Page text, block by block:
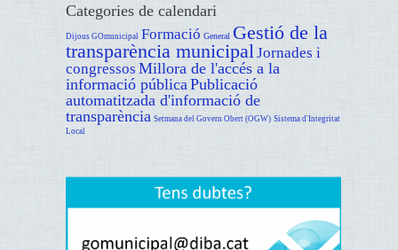
Categories de calendari
Dijous GOmunicipal Formació General Gestió de la
transparència municipal Jornades i
congressos Millora de l'accés a la
informació pública Publicació
automatitzada d'informació de
transparència Setmana del Govern Obert (OGW) Sistema d'Integritat
Local